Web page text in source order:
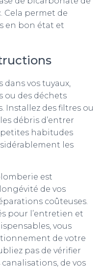
Cela permet de
en bon état et
vos tuyaux,
ou des déchets
Installez des filtres ou
débris d’entrer
petites habitudes
les
est
de vos
coûteuses.
pour l’entretien et
vous
de votre
pas de vérifier
de vos